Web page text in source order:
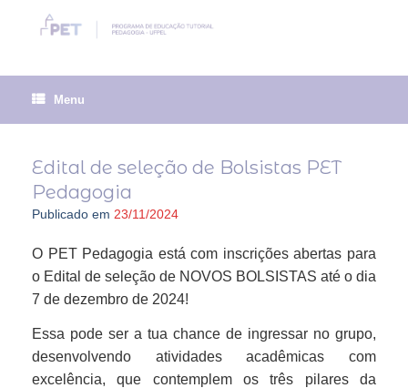
Menu
Edital de seleção de Bolsistas PET
Pedagogia
Publicado em 23/11/2024
O PET Pedagogia está com inscrições abertas para
o Edital de seleção de NOVOS BOLSISTAS até o dia
7 de dezembro de 2024!
Essa pode ser a tua chance de ingressar no grupo,
desenvolvendo atividades acadêmicas com
excelência, que contemplem os três pilares da